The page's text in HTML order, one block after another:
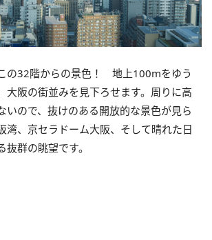
の32階からの景色！ 地上100mをゆう
大阪の街並みを見下ろせます。周りに高
いので、抜けのある開放的な景色が見ら
湾、京セラドーム大阪、そして晴れた日
群の眺望です。